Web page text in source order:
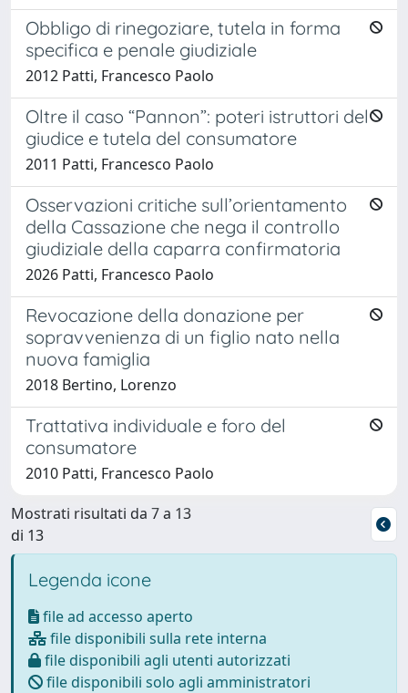
Obbligo di rinegoziare, tutela in forma
specifica e penale giudiziale
2012 Patti, Francesco Paolo
Oltre il caso “Pannon”: poteri istruttori del
giudice e tutela del consumatore
2011 Patti, Francesco Paolo
Osservazioni critiche sull’orientamento
della Cassazione che nega il controllo
giudiziale della caparra confirmatoria
2026 Patti, Francesco Paolo
Revocazione della donazione per
sopravvenienza di un figlio nato nella
nuova famiglia
2018 Bertino, Lorenzo
Trattativa individuale e foro del
consumatore
2010 Patti, Francesco Paolo
Mostrati risultati da 7 a 13
di 13
Legenda icone
file ad accesso aperto
file disponibili sulla rete interna
file disponibili agli utenti autorizzati
file disponibili solo agli amministratori